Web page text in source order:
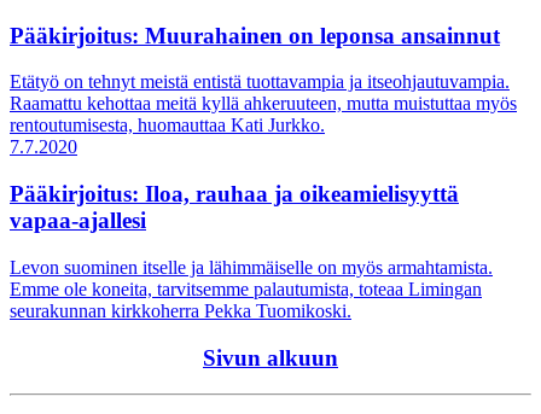
Pääkirjoitus: Muurahainen on leponsa ansainnut
Etätyö on tehnyt meistä entistä tuottavampia ja itseohjautuvampia.
Raamattu kehottaa meitä kyllä ahkeruuteen, mutta muistuttaa myös
rentoutumisesta, huomauttaa Kati Jurkko.
7.7.2020
Pääkirjoitus: Iloa, rauhaa ja oikeamielisyyttä
vapaa-ajallesi
Levon suominen itselle ja lähimmäiselle on myös armahtamista.
Emme ole koneita, tarvitsemme palautumista, toteaa Limingan
seurakunnan kirkkoherra Pekka Tuomikoski.
Sivun alkuun